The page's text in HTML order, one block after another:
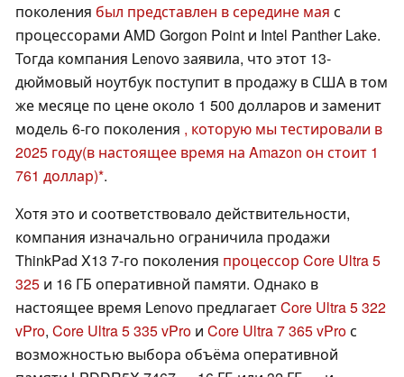
поколения был представлен в середине мая с
процессорами AMD Gorgon Point и Intel Panther Lake.
Тогда компания Lenovo заявила, что этот 13-
дюймовый ноутбук поступит в продажу в США в том
же месяце по цене около 1 500 долларов и заменит
модель 6-го поколения , которую мы тестировали в
2025 году(в настоящее время на Amazon он стоит 1
761 доллар) .
Хотя это и соответствовало действительности,
компания изначально ограничила продажи
ThinkPad X13 7-го поколения процессор Core Ultra 5
325 и 16 ГБ оперативной памяти. Однако в
настоящее время Lenovo предлагаетCore Ultra 5 322
vPro, Core Ultra 5 335 vPro и Core Ultra 7 365 vProс
возможностью выбора объёма оперативной